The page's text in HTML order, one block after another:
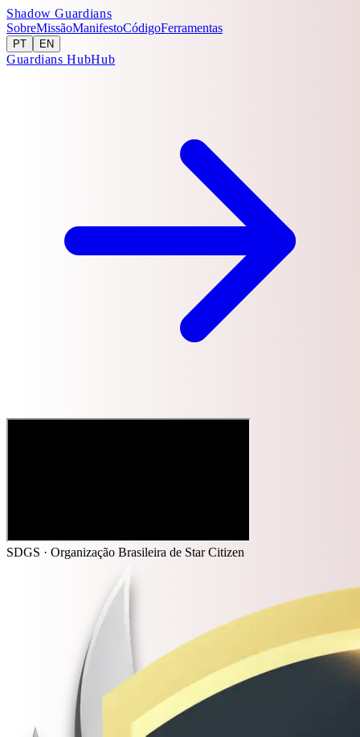
Shadow Guardians
SobreMissãoManifestoCódigoFerramentas
PT EN
GuardiansHubHub
SDGS · Organização Brasileira de Star Citizen